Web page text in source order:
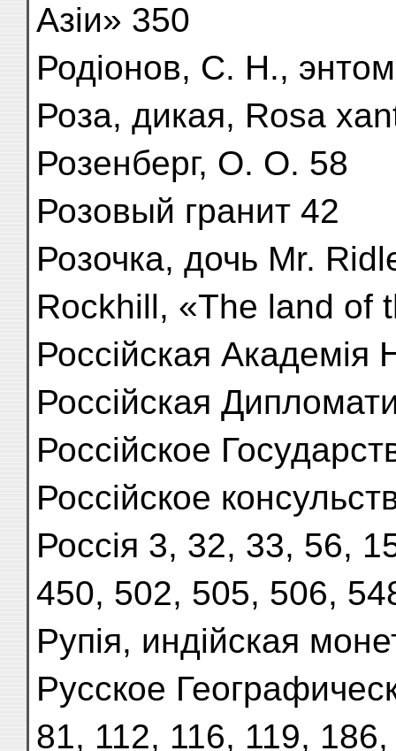
Азіи» 350
Родіонов, С. Н.,
Роза, дикая, Rosa
Розенберг, О. О. 58
Розовый гранит 42
Розочка, дочь Mr.
Rockhill, «The land of
Россійская Академія
Россійская
Россійское
Россійское
Россія 3, 32, 33, 56,
450, 502, 505, 506,
Рупія, индійская
Русское
81, 112, 116, 119,